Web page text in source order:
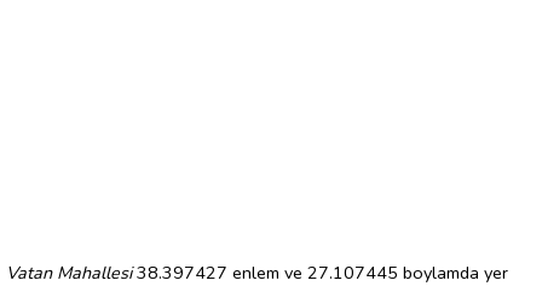
Vatan Mahallesi38.397427 enlem ve 27.107445 boylamda yer